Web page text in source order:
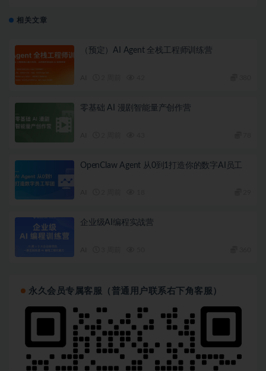
相关文章
（预定）AI Agent 全栈工程师训练营
零基础 AI 漫剧智能量产创作营
OpenClaw Agent 从0到1打造你的数字AI员工
企业级AI编程实战营
永久会员专属客服（普通用户联系右下角客服）